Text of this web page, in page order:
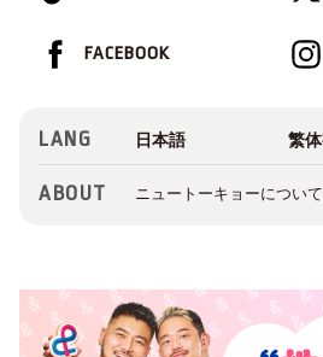
FACEBOOK
LANG
ABOUT ニュートーキョーについて